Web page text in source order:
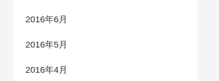
2016年6月
2016年5月
2016年4月